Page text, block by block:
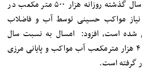
وی با اشاره به این که سال گذشته روزانه هزار ۵۰۰ متر مکعب در
مواکب حسینی توسط آب و فاضلاب
شده است، افزود: امسال به نسبت سال
گذشته تامین روزانه تا ۴ هزار مترمکعب آب مواکب و پایانی مرزی
گرفته است.